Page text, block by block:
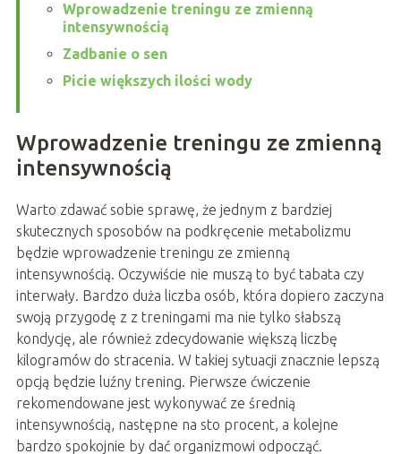
Wprowadzenie treningu ze zmienną
intensywnością
Zadbanie o sen
Picie większych ilości wody
Wprowadzenie treningu ze zmienną
intensywnością
Warto zdawać sobie sprawę, że jednym z bardziej
skutecznych sposobów na podkręcenie metabolizmu
będzie wprowadzenie treningu ze zmienną
intensywnością. Oczywiście nie muszą to być tabata czy
interwały. Bardzo duża liczba osób, która dopiero zaczyna
swoją przygodę z z treningami ma nie tylko słabszą
kondycję, ale również zdecydowanie większą liczbę
kilogramów do stracenia. W takiej sytuacji znacznie lepszą
opcją będzie luźny trening. Pierwsze ćwiczenie
rekomendowane jest wykonywać ze średnią
intensywnością, następne na sto procent, a kolejne
bardzo spokojnie by dać organizmowi odpocząć.